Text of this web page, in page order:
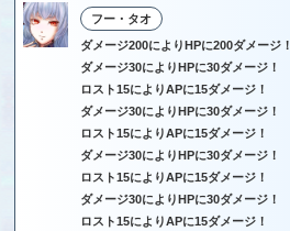
フー・タオ
ダメージ200によりHPに200ダメージ！
ダメージ30によりHPに30ダメージ！
ロスト15によりAPに15ダメージ！
ダメージ30によりHPに30ダメージ！
ロスト15によりAPに15ダメージ！
ダメージ30によりHPに30ダメージ！
ロスト15によりAPに15ダメージ！
ダメージ30によりHPに30ダメージ！
ロスト15によりAPに15ダメージ！